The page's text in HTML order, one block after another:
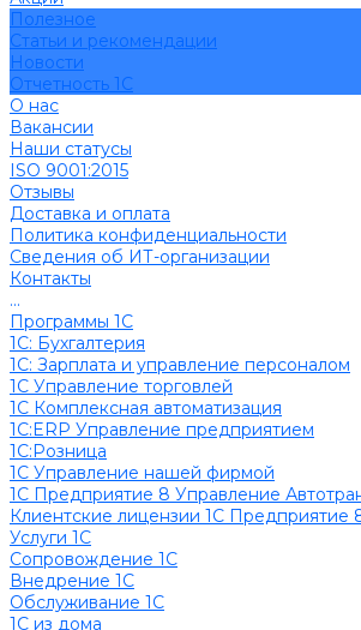
Полезное
Cтатьи и рекомендации
Новости
Отчетность 1С
О нас
Вакансии
Наши статусы
ISO 9001:2015
Отзывы
Доставка и оплата
Политика конфиденциальности
Сведения об ИТ-организации
Контакты
...
Программы 1С
1C: Бухгалтерия
1С: Зарплата и управление персоналом
1С Управление торговлей
1С Комплексная автоматизация
1С:ERP Управление предприятием
1С:Розница
1С Управление нашей фирмой
1С Предприятие 8 Управление
Клиентские лицензии 1С Предприятие
Услуги 1С
Сопровождение 1С
Внедрение 1С
Обслуживание 1С
1С из дома